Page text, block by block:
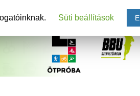
Süti beállítások